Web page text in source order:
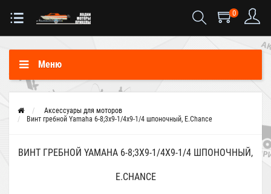
0
Меню
Аксессуары для моторов
Винт гребной Yamaha 6-8;3x9-1/4x9-1/4 шпоночный, E.Chance
ВИНТ ГРЕБНОЙ YAMAHA 6-8;3X9-1/4X9-1/4 ШПОНОЧНЫЙ,
E.CHANCE